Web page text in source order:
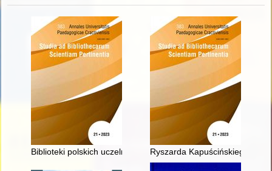
Biblioteki polskich uczelni technicznych powstałych w 1945
Ryszarda Kapuścińskiego